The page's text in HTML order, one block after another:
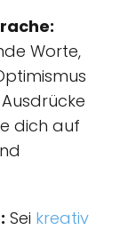
Worte,
dich auf
Sei kreativ